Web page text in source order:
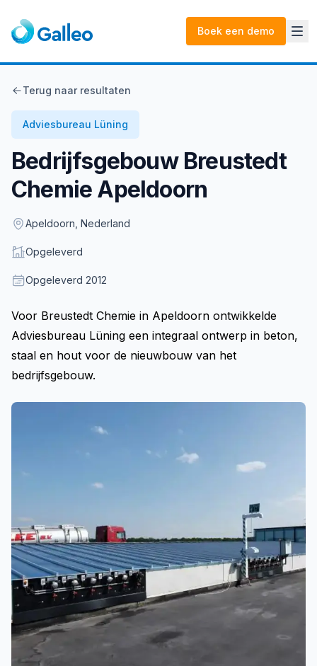
Boek een demo
Terug naar resultaten
Adviesbureau Lüning
Bedrijfsgebouw Breustedt
Chemie Apeldoorn
Location
Apeldoorn, Nederland
Status
Opgeleverd
Opgeleverd
Opgeleverd 2012
Description
Voor Breustedt Chemie in Apeldoorn ontwikkelde
Adviesbureau Lüning een integraal ontwerp in beton,
staal en hout voor de nieuwbouw van het
bedrijfsgebouw.